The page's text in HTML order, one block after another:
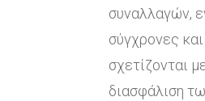
συναλλαγών,
σύγχρονες
σχετίζονται
διασφάλιση